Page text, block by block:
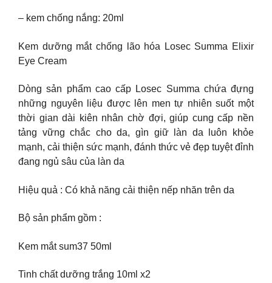
– kem chống nắng: 20ml
Kem dưỡng mắt chống lão hóa Losec Summa Elixir
Eye Cream
Dòng sản phẩm cao cấp Losec Summa chứa đựng
những nguyên liệu được lên men tự nhiên suốt một
thời gian dài kiên nhân chờ đợi, giúp cung cấp nền
tảng vững chắc cho da, gìn giữ làn da luôn khỏe
mạnh, cải thiện sức mạnh, đánh thức vẻ đẹp tuyệt đỉnh
đang ngủ sâu của làn da
Hiệu quả : Có khả năng cải thiện nếp nhăn trên da
Bộ sản phẩm gồm :
Kem mắt sum37 50ml
Tinh chất dưỡng trắng 10ml x2